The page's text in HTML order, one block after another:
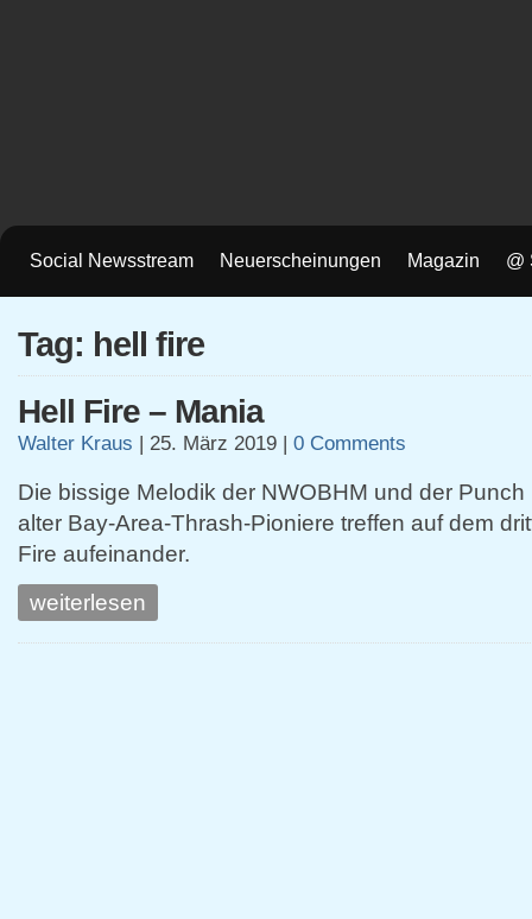
Social Newsstream Neuerscheinungen Magazin @
Tag: hell fire
Hell Fire – Mania
Walter Kraus | 25. März 2019 | 0 Comments
Die bissige Melodik der NWOBHM und der Punch
alter Bay-Area-Thrash-Pioniere treffen auf dem
Fire aufeinander.
weiterlesen